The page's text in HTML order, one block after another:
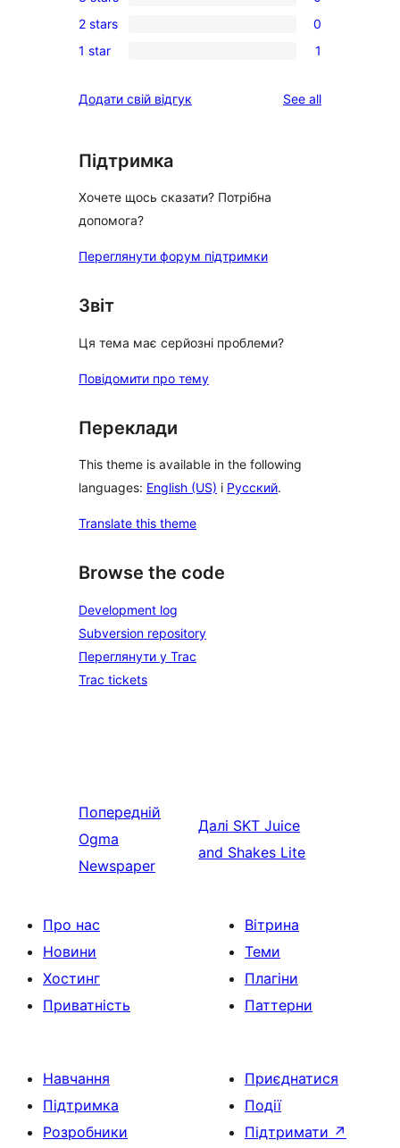
reviews
4-
star
reviews
0
3-
star
0
2-
reviews
2 stars 0
1
star
1 star 1
Додати свій відгук See allreviews
Підтримка
Хочете щось сказати? Потрібна
допомога?
Переглянути форум підтримки
Звіт
Ця тема має серйозні проблеми?
Повідомити про тему
Переклади
This theme is available in the following
languages: English (US) і Русский.
Translate this theme
Browse the code
Development log
Subversion repository
Переглянути у Trac
Trac tickets
Попередній
Ogma
Newspaper
Далі SKT Juice
and Shakes Lite
Про нас
Новини
Хостинг
Приватність
Вітрина
Теми
Плагіни
Паттерни
Навчання
Підтримка
Розробники
Приєднатися
Події
Підтримати ↗